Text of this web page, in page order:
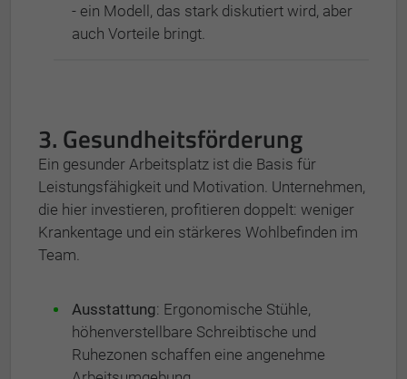
- ein Modell, das stark diskutiert wird, aber
auch Vorteile bringt.
3. Gesundheitsförderung
Ein gesunder Arbeitsplatz ist die Basis für
Leistungsfähigkeit und Motivation. Unternehmen,
die hier investieren, profitieren doppelt: weniger
Krankentage und ein stärkeres Wohlbefinden im
Team.
Ausstattung: Ergonomische Stühle,
höhenverstellbare Schreibtische und
Ruhezonen schaffen eine angenehme